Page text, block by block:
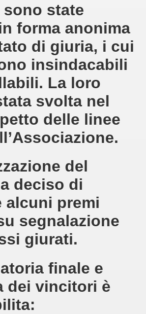
sono state
forma anonima
di giuria, i cui
insindacabili
La loro
svolta nel
delle linee
del
deciso di
alcuni premi
segnalazione
giurati.
finale e
dei vincitori è
06-2018)
ROMA
PRIMAVERA-ALETTI